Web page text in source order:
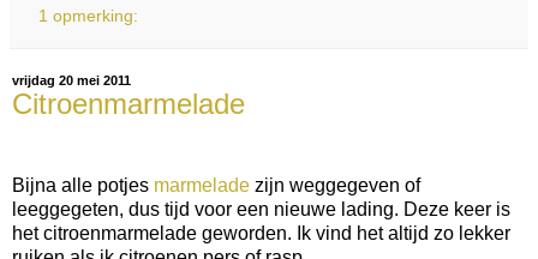
1 opmerking:
vrijdag 20 mei 2011
Citroenmarmelade
Bijna alle potjes marmelade zijn weggegeven of
leeggegeten, dus tijd voor een nieuwe lading. Deze keer is
het citroenmarmelade geworden. Ik vind het altijd zo lekker